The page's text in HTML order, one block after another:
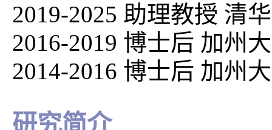
2019-2025 助理教授 清
2016-2019 博士后 加州
2014-2016 博士后 加州
研究简介